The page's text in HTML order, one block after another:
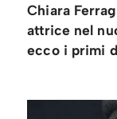
Chiara
attrice nel
ecco i primi